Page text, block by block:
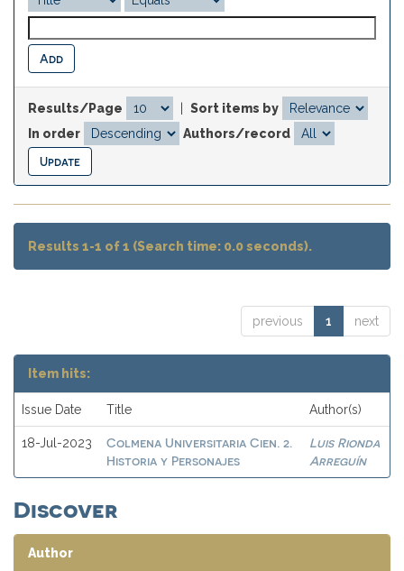
Results/Page
Sort items by
In order
Authors/record
Results 1-1 of 1 (Search time: 0.0 seconds).
previous 1 next
Item hits:
Issue Date Title Author(s)
18-Jul-2023
Colmena Universitaria Cien. 2.
Historia y Personajes
Luis Rionda
Arreguín
Discover
Author